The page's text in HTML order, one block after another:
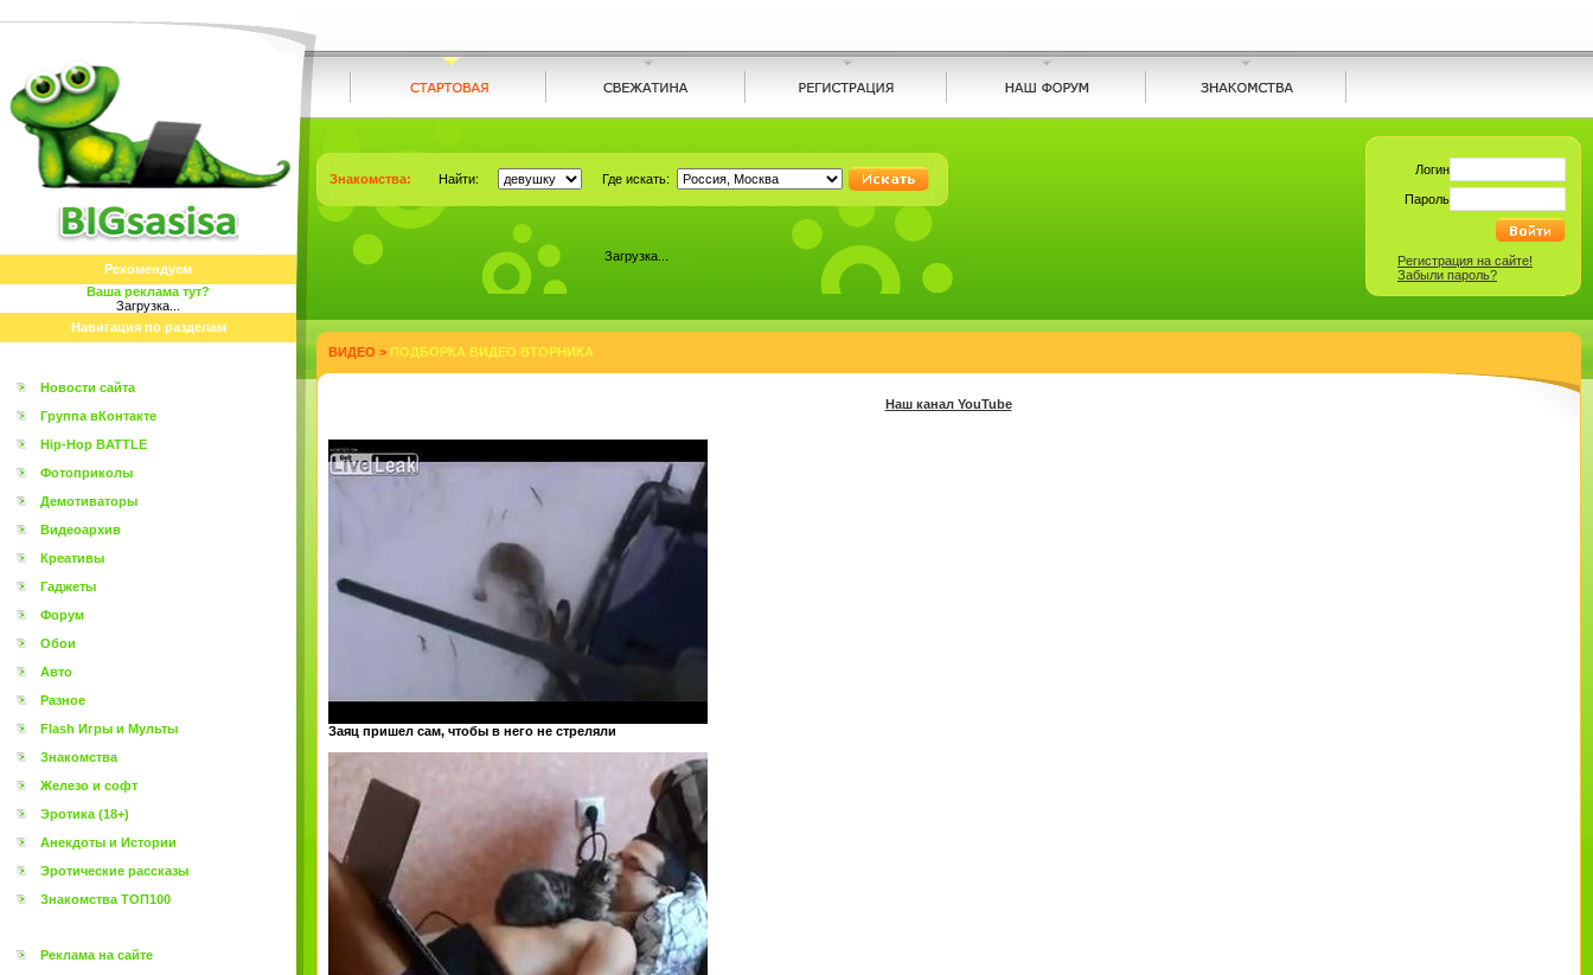
Рекомендуем
Ваша реклама тут?
Загрузка...
Навигация по разделам
Новости сайта
Группа вКонтакте
Hip-Hop BATTLE
Фотоприколы
Демотиваторы
Видеоархив
Креативы
Гаджеты
Форум
Обои
Авто
Разное
Flash Игры и Мульты
Знакомства
Железо и софт
Эротика (18+)
Анекдоты и Истории
Эротические рассказы
Знакомства ТОП100
Реклама на сайте
Знакомства: Найти: Где искать:
Логин
Пароль
Регистрация на сайте!
Забыли пароль?
Загрузка...
ВИДЕО > ПОДБОРКА ВИДЕО ВТОРНИКА
Наш канал YouTube
Заяц пришел сам, чтобы в него не стреляли